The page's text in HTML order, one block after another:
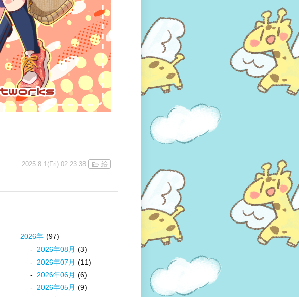
2025.8.1(Fri) 02:23:38 絵
2026年 (97)
2026年08月 (3)
2026年07 月 (11)
2026年06月 (6)
2026年05月 (9)